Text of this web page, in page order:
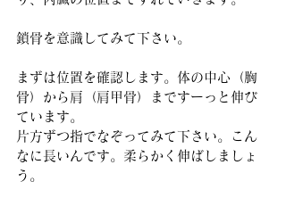
鎖骨を意識してみて下さい。
まずは位置を確認します。体の中心（胸
骨）から肩（肩甲骨）まですーっと伸び
ています。
片方ずつ指でなぞってみて下さい。こん
なに長いんです。柔らかく伸ばしましょ
う。